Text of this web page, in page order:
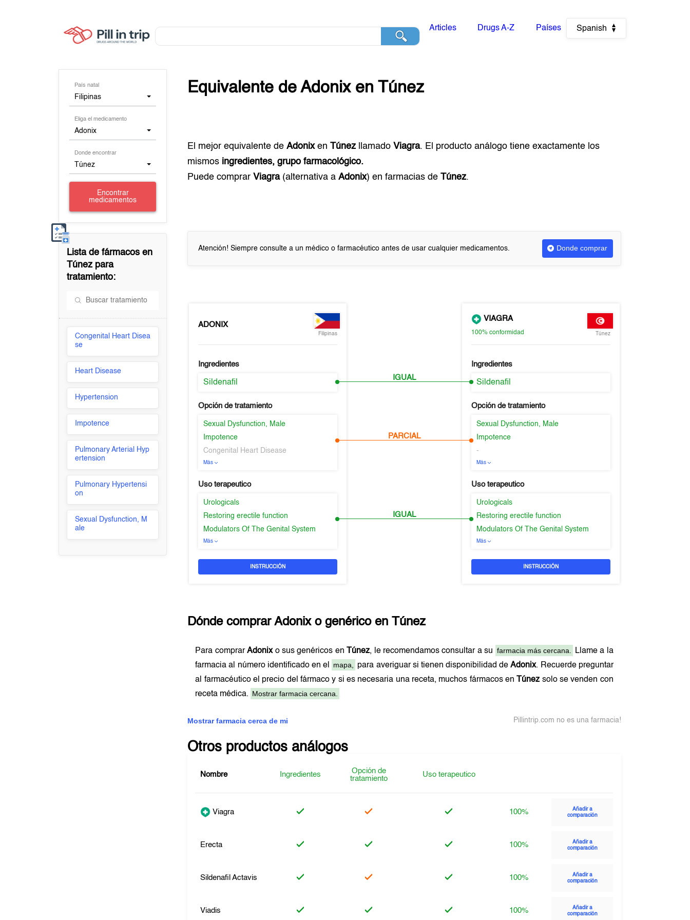
Articles Drugs A-Z Países Spanish
País natal
Filipinas
Eliga el medicamento
Adonix
Donde encontrar
Túnez
Encontrar
medicamentos
Lista de fármacos en
Túnez para
tratamiento:
Congenital Heart Disea
se
Heart Disease
Hypertension
Impotence
Pulmonary Arterial Hyp
ertension
Pulmonary Hypertensi
on
Sexual Dysfunction, M
ale
Equivalente deAdonixenTúnez
El mejor equivalente deAdonixenTúnez llamado Viagra. El producto análogo tiene exactamente los
mismos ingredientes, grupo farmacológico.
Puede comprar Viagra(alternativa aAdonix) en farmacias deTúnez.
Atención! Siempre consulte a un médico o farmacéutico antes de usar cualquier medicamentos. Donde comprar
ADONIX
Filipinas
Ingredientes
Sildenafil
Opción de tratamiento
Sexual Dysfunction, Male
Impotence
Congenital Heart Disease
Más
Uso terapeutico
Urologicals
Restoring erectile function
Modulators Of The Genital System
Más
INSTRUCCIÓN
IGUAL
PARCIAL
IGUAL
VIAGRA
100% conformidad Túnez
Ingredientes
Sildenafil
Opción de tratamiento
Sexual Dysfunction, Male
Impotence
-
Más
Uso terapeutico
Urologicals
Restoring erectile function
Modulators Of The Genital System
Más
INSTRUCCIÓN
Dónde comprarAdonixo genérico en Túnez
Para comprarAdonixo sus genéricos en Túnez, le recomendamos consultar a su farmacia más cercana.
Llame a la
farmacia al número identificado en el
mapa, para averiguar si tienen disponibilidad deAdonix. Recuerde preguntar
al farmacéutico el precio del fármaco y si es necesaria una receta, muchos fármacos en
Túnez solo se venden con
receta médica. Mostrar farmacia cercana.
Mostrar farmacia cerca de mi Pillintrip.com no es una farmacia!
Otros productos análogos
Nombre Ingredientes
Opción de
tratamiento
Uso terapeutico
Viagra 100%
Añadir a
comparación
Erecta 100%
Añadir a
comparación
Sildenafil Actavis 100%
Añadir a
comparación
Viadis 100%
Añadir a
comparación